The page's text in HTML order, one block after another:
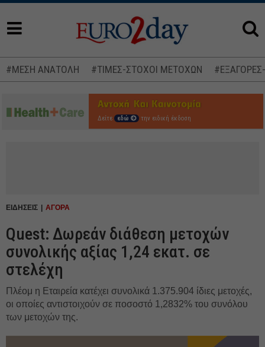
#ΜΕΣΗ ΑΝΑΤΟΛΗ #ΤΙΜΕΣ-ΣΤΟΧΟΙ ΜΕΤΟΧΩΝ
Δείτε εδώ την ειδική έκδοση
ΕΙΔΗΣΕΙΣ ΑΓΟΡΑ
Quest: Δωρεάν διάθεση μετοχών
συνολικής αξίας 1,24 εκατ. σε
στελέχη
Πλέομ η Εταιρεία κατέχει συνολικά 1.375.904 ίδιες μετοχές,
οι οποίες αντιστοιχούν σε ποσοστό 1,2832% του συνόλου
των μετοχών της.